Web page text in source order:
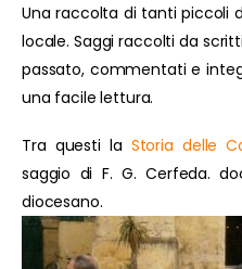
Una raccolta di tanti piccoli
locale. Saggi raccolti da
passato, commentati e
una facile lettura.
Tra questi la Storia delle
saggio di F. G. Cerfeda.
diocesano.